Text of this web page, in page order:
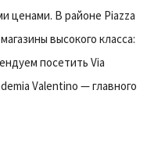
ценами. В районе Piazza
высокого класса:
посетить Via
Valentino — главного